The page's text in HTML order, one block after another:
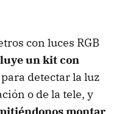
con luces RGB
un kit con
detectar la luz
o de la tele, y
montar